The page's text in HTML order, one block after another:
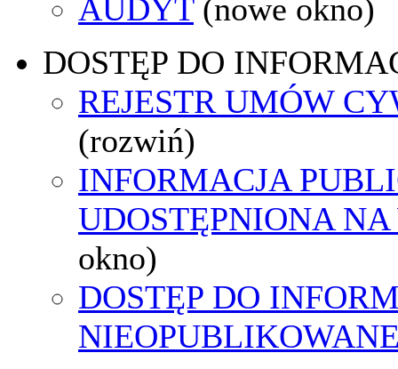
AUDYT (nowe okno)
DOSTĘP DO
REJESTR UMÓW
(rozwiń)
INFORMACJA
UDOSTĘPNIONA
okno)
DOSTĘP DO